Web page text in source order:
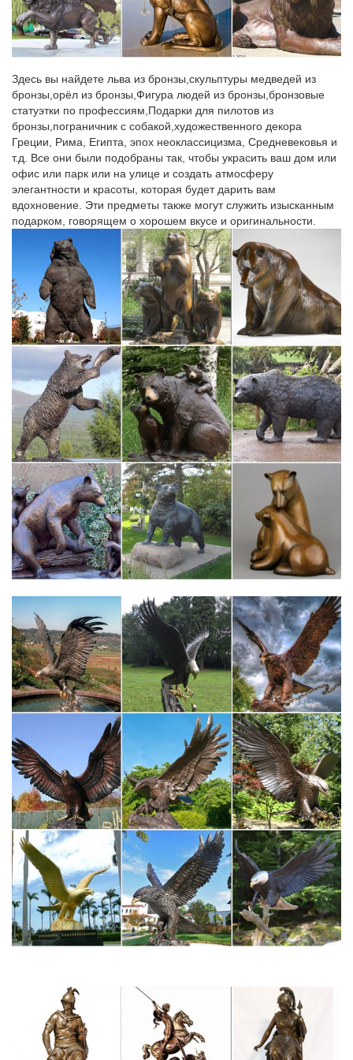
Статуэтка "Собака на траве" глянец 11см.
Работа сайта временно приостановлена
В случае, если приостановка работы сайта вызвана
нарушением условий Договора на абонентское обслуживание,
то для возобновления работы вам необходимо обратиться в
Службу поддержки. Мы будем рады вам помочь!
pictures-dckq.sto-antell.ru/д/6
Цены на памятники из гранита и мрамора фото.
gorodnews.ru/video/art_2.htm
Database Error
kuzrab.ru/?PAGEN_1=8
Цены на плодоовощную продукцию выросли в феврале 2015
года…
Account Suspended
Здесь вы найдете льва из бронзы,скульптуры медведей из
бронзы,орёл из бронзы,Фигура людей из бронзы,бронзовые
статуэтки по профессиям,Подарки для пилотов из
бронзы,пограничник с собакой,художественного декора
Греции, Рима, Египта, эпох неоклассицизма, Средневековья и
т.д. Все они были подобраны так, чтобы украсить ваш дом или
офис или парк или на улице и создать атмосферу
элегантности и красоты, которая будет дарить вам
вдохновение. Эти предметы также могут служить изысканным
подарком, говорящем о хорошем вкусе и оригинальности.